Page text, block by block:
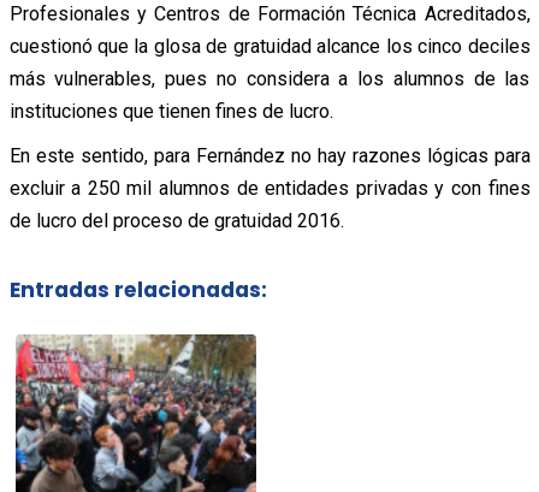
Profesionales y Centros de Formación Técnica Acreditados,
cuestionó que la glosa de gratuidad alcance los cinco deciles
más vulnerables, pues no considera a los alumnos de las
instituciones que tienen fines de lucro.
En este sentido, para Fernández no hay razones lógicas para
excluir a 250 mil alumnos de entidades privadas y con fines
de lucro del proceso de gratuidad 2016.
Entradas relacionadas: